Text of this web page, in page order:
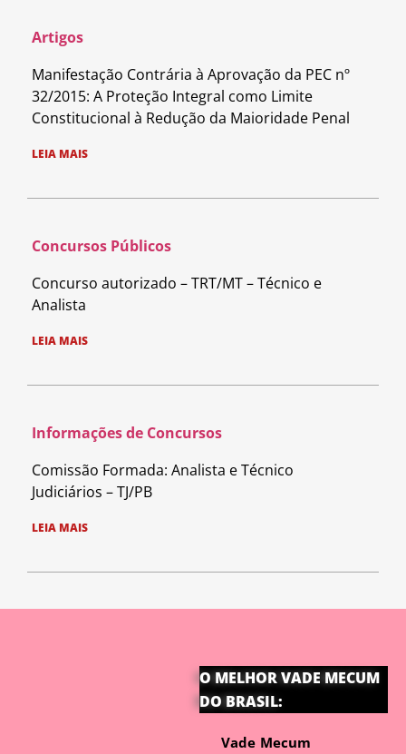
Artigos
Manifestação Contrária à Aprovação da PEC nº
32/2015: A Proteção Integral como Limite
Constitucional à Redução da Maioridade Penal
LEIA MAIS
Concursos Públicos
Concurso autorizado – TRT/MT – Técnico e
Analista
LEIA MAIS
Informações de Concursos
Comissão Formada: Analista e Técnico
Judiciários – TJ/PB
LEIA MAIS
O MELHOR VADE MECUM
DO BRASIL:
Vade Mecum